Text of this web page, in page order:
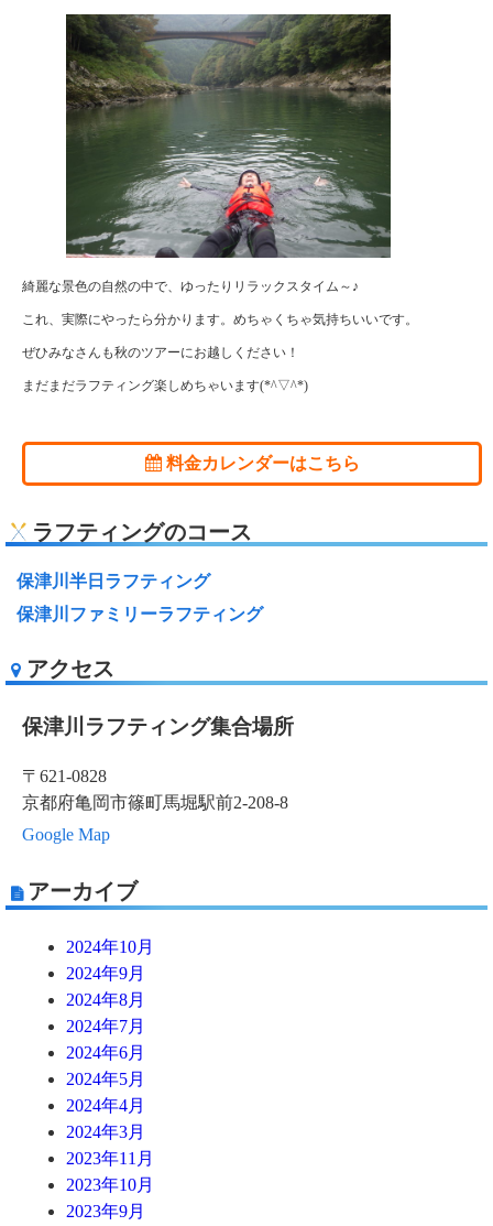
綺麗な景色の自然の中で、ゆったりリラックスタイム～♪
これ、実際にやったら分かります。めちゃくちゃ気持ちいいです。
ぜひみなさんも秋のツアーにお越しください！
まだまだラフティング楽しめちゃいます(*^▽^*)
料金カレンダーはこちら
ラフティングのコース
保津川半日ラフティング
保津川ファミリーラフティング
アクセス
保津川ラフティング集合場所
〒621-0828
京都府亀岡市篠町馬堀駅前2-208-8
Google Map
アーカイブ
2024年10月
2024年9月
2024年8月
2024年7月
2024年6月
2024年5月
2024年4月
2024年3月
2023年11月
2023年10月
2023年9月